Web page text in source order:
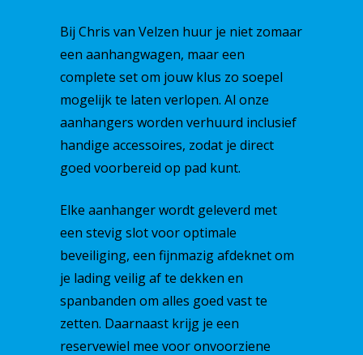
Bij Chris van Velzen huur je niet zomaar
een aanhangwagen, maar een
complete set om jouw klus zo soepel
mogelijk te laten verlopen. Al onze
aanhangers worden verhuurd inclusief
handige accessoires, zodat je direct
goed voorbereid op pad kunt.
Elke aanhanger wordt geleverd met
een stevig slot voor optimale
beveiliging, een fijnmazig afdeknet om
je lading veilig af te dekken en
spanbanden om alles goed vast te
zetten. Daarnaast krijg je een
reservewiel mee voor onvoorziene
WIJ HELPEN U
BEL 0413 292 607
Home